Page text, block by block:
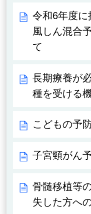
令和6年度に
風しん混合
て
長期療養が
種を受ける
こどもの予
子宮頸がん
骨髄移植等
失した方へ